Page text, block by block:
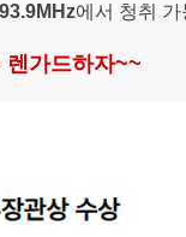
에서 청취 가
렌가드하자~~